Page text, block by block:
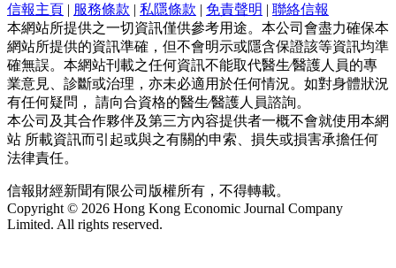
信報主頁 | 服務條款 | 私隱條款 | 免責聲明 | 聯絡信報
本網站所提供之一切資訊僅供參考用途。本公司會盡力確保本
網站所提供的資訊準確，但不會明示或隱含保證該等資訊均準
確無誤。本網站刊載之任何資訊不能取代醫生∕醫護人員的專
業意見、診斷或治理，亦未必適用於任何情況。如對身體狀況
有任何疑問， 請向合資格的醫生∕醫護人員諮詢。
本公司及其合作夥伴及第三方內容提供者一概不會就使用本網
站 所載資訊而引起或與之有關的申索、損失或損害承擔任何
法律責任。
信報財經新聞有限公司版權所有，不得轉載。
Copyright © 2026 Hong Kong Economic Journal Company
Limited. All rights reserved.